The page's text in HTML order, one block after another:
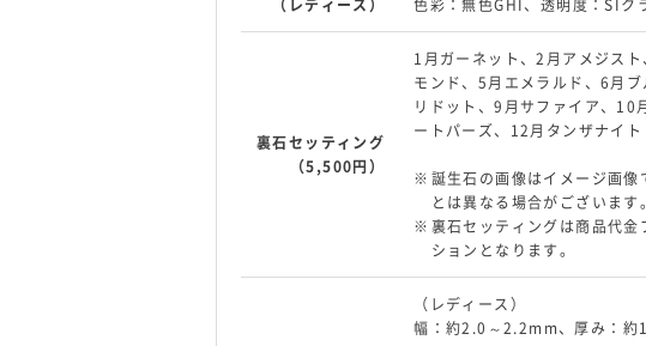
（レディース）
色彩：無色GHI、透明度：SIク
裏石セッティング
（5,500円）
1月ガーネット、2月アメジス
モンド、5月エメラルド、6月
リドット、9月サファイア、10
ートパーズ、12月タンザナイト
誕生石の画像はイメージ画
とは異なる場合がございます
裏石セッティングは商品代
ションとなります。
（レディース）
幅：約2.0～2.2mm、厚み：